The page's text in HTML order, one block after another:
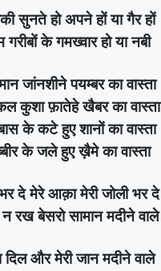
सुनते हो अपने हों या गैर हों
गरीबों के गमख्वार हो या नबी
जांनशीने पयम्बर का वास्ता
कुशा फ़ातेहे खैबर का वास्ता
के कटे हुए शानों का वास्ता
के जले हुए ख़ैमे का वास्ता
दे मेरे आक़ा मेरी जोली भर दे
रख बेसरो सामान मदीने वाले
दिल और मेरी जान मदीने वाले